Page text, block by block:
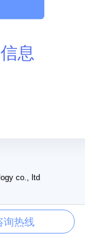
息
co., ltd
3
询热线